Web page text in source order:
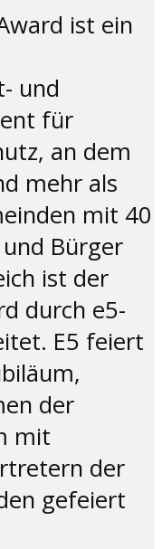
ist ein
und
für
an dem
mehr als
mit 40
Bürger
ist der
durch e5-
E5 feiert
der
mit
der
gefeiert